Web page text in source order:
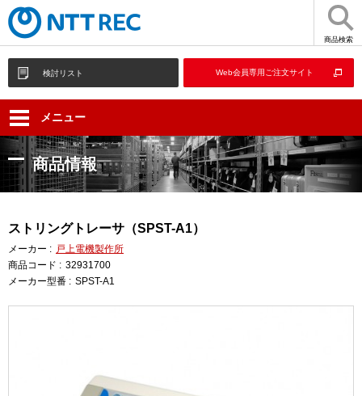
商品検索
検討リスト Web会員専用ご注文サイト
メニュー
商品情報
ストリングトレーサ（SPST-A1）
メーカー : 戸上電機製作所
商品コード : 32931700
メーカー型番 : SPST-A1